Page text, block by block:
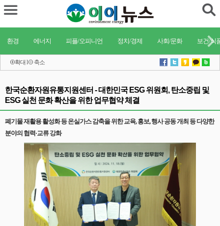
환경 에너지 피플/오피니언 정치/경제 사회/문화 보건/식
확대 l 축소
한국순환자원유통지원센터 - 대한민국 ESG 위원회, 탄소중립 및
ESG 실천 문화 확산을 위한 업무협약 체결
폐기물 재활용 활성화 등 온실가스 감축을 위한 교육, 홍보, 행사 공동 개최 등 다양한
분야의 협력·교류 강화